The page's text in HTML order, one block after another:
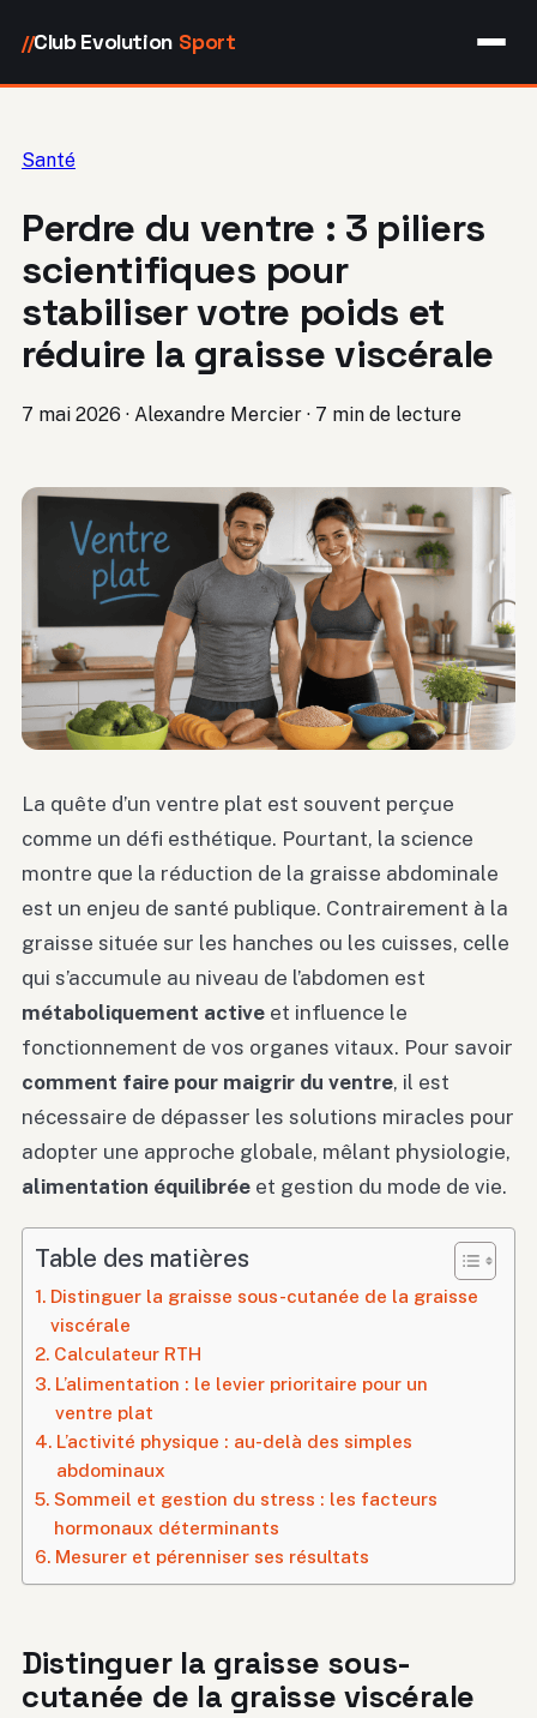
//Club Evolution Sport
Santé
Perdre du ventre : 3 piliers
scientifiques pour
stabiliser votre poids et
réduire la graisse viscérale
7 mai 2026 · Alexandre Mercier · 7 min de lecture
La quête d’un ventre plat est souvent perçue
comme un défi esthétique. Pourtant, la science
montre que la réduction de la graisse abdominale
est un enjeu de santé publique. Contrairement à la
graisse située sur les hanches ou les cuisses, celle
qui s’accumule au niveau de l’abdomen est
métaboliquement active et influence le
fonctionnement de vos organes vitaux. Pour savoir
comment faire pour maigrir du ventre, il est
nécessaire de dépasser les solutions miracles pour
adopter une approche globale, mêlant physiologie,
alimentation équilibrée et gestion du mode de vie.
Table des matières
Distinguer la graisse sous-cutanée de la graisse
viscérale
Calculateur RTH
L’alimentation : le levier prioritaire pour un
ventre plat
L’activité physique : au-delà des simples
abdominaux
Sommeil et gestion du stress : les facteurs
hormonaux déterminants
Mesurer et pérenniser ses résultats
Distinguer la graisse sous-
cutanée de la graisse viscérale